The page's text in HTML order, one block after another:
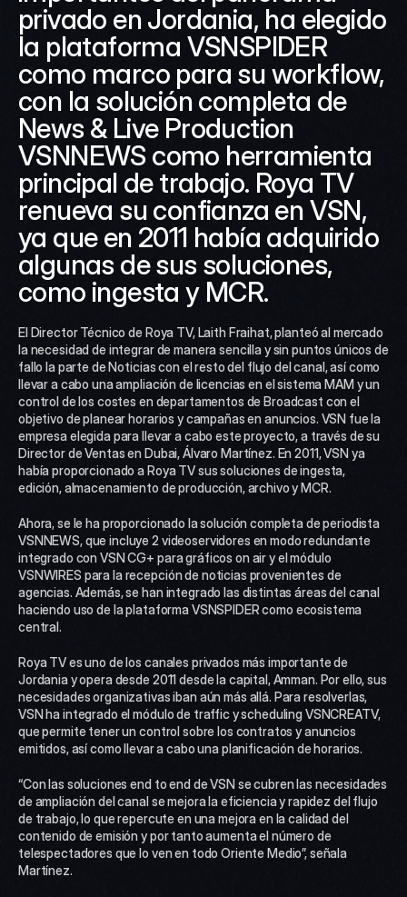
privado en Jordania, ha elegido
la plataforma VSNSPIDER
como marco para su workflow,
con la solución completa de
News & Live Production
VSNNEWS como herramienta
principal de trabajo. Roya TV
renueva su confianza en VSN,
ya que en 2011 había adquirido
algunas de sus soluciones,
como ingesta y MCR.
El Director Técnico de Roya TV, Laith Fraihat, planteó al mercado
la necesidad de integrar de manera sencilla y sin puntos únicos de
fallo la parte de Noticias con el resto del flujo del canal, así como
llevar a cabo una ampliación de licencias en el sistema MAM y un
control de los costes en departamentos de Broadcast con el
objetivo de planear horarios y campañas en anuncios. VSN fue la
empresa elegida para llevar a cabo este proyecto, a través de su
Director de Ventas en Dubai, Álvaro Martínez. En 2011, VSN ya
había proporcionado a Roya TV sus soluciones de ingesta,
edición, almacenamiento de producción, archivo y MCR.
Ahora, se le ha proporcionado la solución completa de periodista
VSNNEWS, que incluye 2 videoservidores en modo redundante
integrado con VSN CG+ para gráficos on air y el módulo
VSNWIRES para la recepción de noticias provenientes de
agencias. Además, se han integrado las distintas áreas del canal
haciendo uso de la plataforma VSNSPIDER como ecosistema
central.
Roya TV es uno de los canales privados más importante de
Jordania y opera desde 2011 desde la capital, Amman. Por ello, sus
necesidades organizativas iban aún más allá. Para resolverlas,
VSN ha integrado el módulo de traffic y scheduling VSNCREATV,
que permite tener un control sobre los contratos y anuncios
emitidos, así como llevar a cabo una planificación de horarios.
“Con las soluciones end to end de VSN se cubren las necesidades
de ampliación del canal se mejora la eficiencia y rapidez del flujo
de trabajo, lo que repercute en una mejora en la calidad del
contenido de emisión y por tanto aumenta el número de
telespectadores que lo ven en todo Oriente Medio”, señala
Martínez.